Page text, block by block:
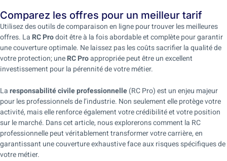
Comparez les offres pour un meilleur tarif
Utilisez des outils de comparaison en ligne pour trouver les meilleures
offres. La RC Prodoit être à la fois abordable et complète pour garantir
une couverture optimale. Ne laissez pas les coûts sacrifier la qualité de
votre protection; uneRC Proappropriée peut être un excellent
investissement pour la pérennité de votre métier.
Laresponsabilité civile professionnelle(RC Pro) est un enjeu majeur
pour les professionnels de l’industrie. Non seulement elle protège votre
activité, mais elle renforce également votre crédibilité et votre position
sur le marché. Dans cet article, nous explorerons comment la RC
professionnelle peut véritablement transformer votre carrière, en
garantissant une couverture exhaustive face aux risques spécifiques de
votre métier.